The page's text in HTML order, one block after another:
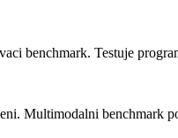
benchmark. Testuje
. Multimodalni benchmark